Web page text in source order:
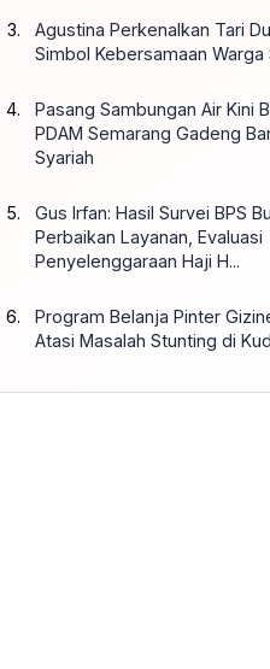
Agustina Perkenalkan Tari
Simbol Kebersamaan Warga
Pasang Sambungan Air Kini
PDAM Semarang Gadeng
Syariah
Gus Irfan: Hasil Survei BPS
Perbaikan Layanan, Evaluasi
Penyelenggaraan Haji H...
Program Belanja Pinter
Atasi Masalah Stunting di